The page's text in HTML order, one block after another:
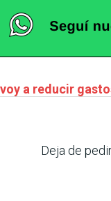
a reducir
Deja de